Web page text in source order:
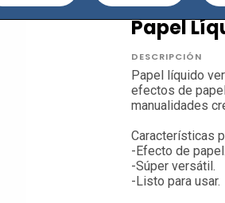
ACRILEX
Papel
DESCRIPCIÓN
Papel líquido
efectos de
manualidades
Características
-Efecto de papel.
-Súper versátil.
-Listo para usar.